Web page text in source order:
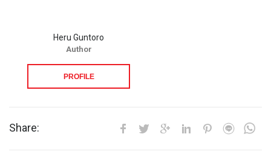
Heru Guntoro
Author
PROFILE
Share: